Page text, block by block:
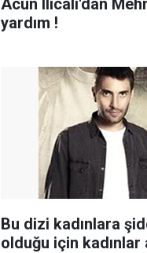
Acun Ilıcalı'dan
yardım !
Bu dizi kadınlara
olduğu için kadınlar